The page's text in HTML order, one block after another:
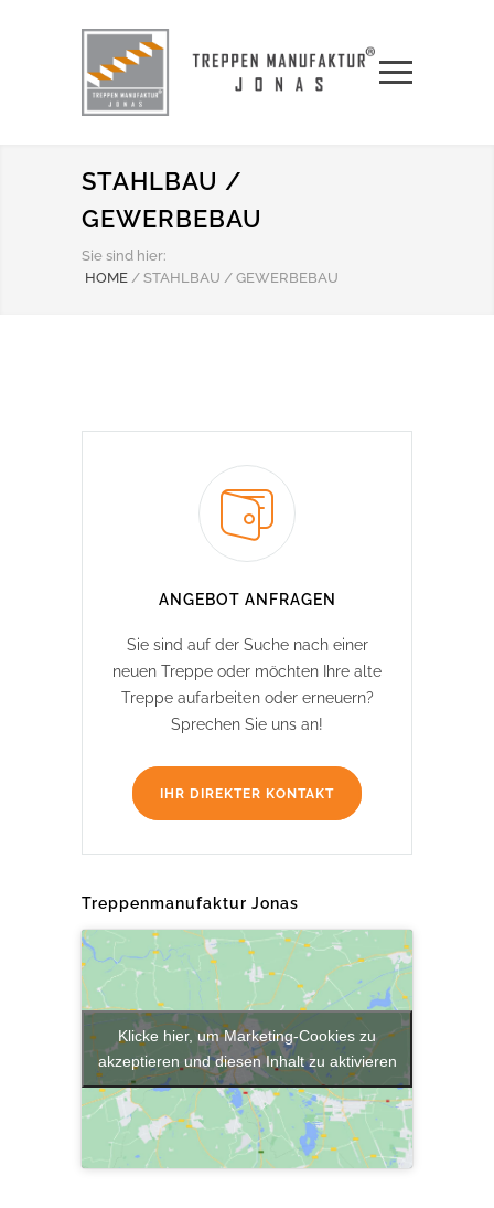
STAHLBAU /
GEWERBEBAU
Sie sind hier:
HOME / STAHLBAU / GEWERBEBAU
ANGEBOT ANFRAGEN
Sie sind auf der Suche nach einer
neuen Treppe oder möchten Ihre alte
Treppe aufarbeiten oder erneuern?
Sprechen Sie uns an!
IHR DIREKTER KONTAKT
Treppenmanufaktur Jonas
Klicke hier, um Marketing-Cookies zu
akzeptieren und diesen Inhalt zu aktivieren